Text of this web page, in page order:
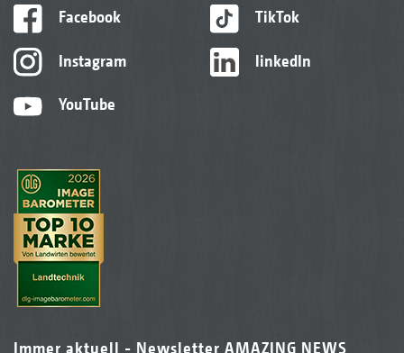
Facebook
Instagram
YouTube
TikTok
linkedIn
Immer aktuell - Newsletter AMAZING NEWS